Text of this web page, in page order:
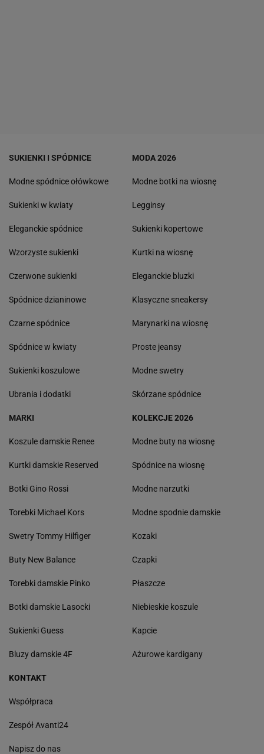
SUKIENKI I SPÓDNICE
Modne spódnice ołówkowe
Sukienki w kwiaty
Eleganckie spódnice
Wzorzyste sukienki
Czerwone sukienki
Spódnice dzianinowe
Czarne spódnice
Spódnice w kwiaty
Sukienki koszulowe
Ubrania i dodatki
MODA 2026
Modne botki na wiosnę
Legginsy
Sukienki kopertowe
Kurtki na wiosnę
Eleganckie bluzki
Klasyczne sneakersy
Marynarki na wiosnę
Proste jeansy
Modne swetry
Skórzane spódnice
MARKI
Koszule damskie Renee
Kurtki damskie Reserved
Botki Gino Rossi
Torebki Michael Kors
Swetry Tommy Hilfiger
Buty New Balance
Torebki damskie Pinko
Botki damskie Lasocki
Sukienki Guess
Bluzy damskie 4F
KOLEKCJE 2026
Modne buty na wiosnę
Spódnice na wiosnę
Modne narzutki
Modne spodnie damskie
Kozaki
Czapki
Płaszcze
Niebieskie koszule
Kapcie
Ażurowe kardigany
KONTAKT
Współpraca
Zespół Avanti24
Napisz do nas